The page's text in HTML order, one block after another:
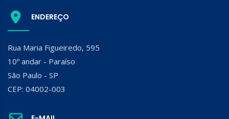
ENDEREÇO
Rua Maria Figueiredo, 595
10º andar - Paraíso
São Paulo - SP
CEP: 04002-003